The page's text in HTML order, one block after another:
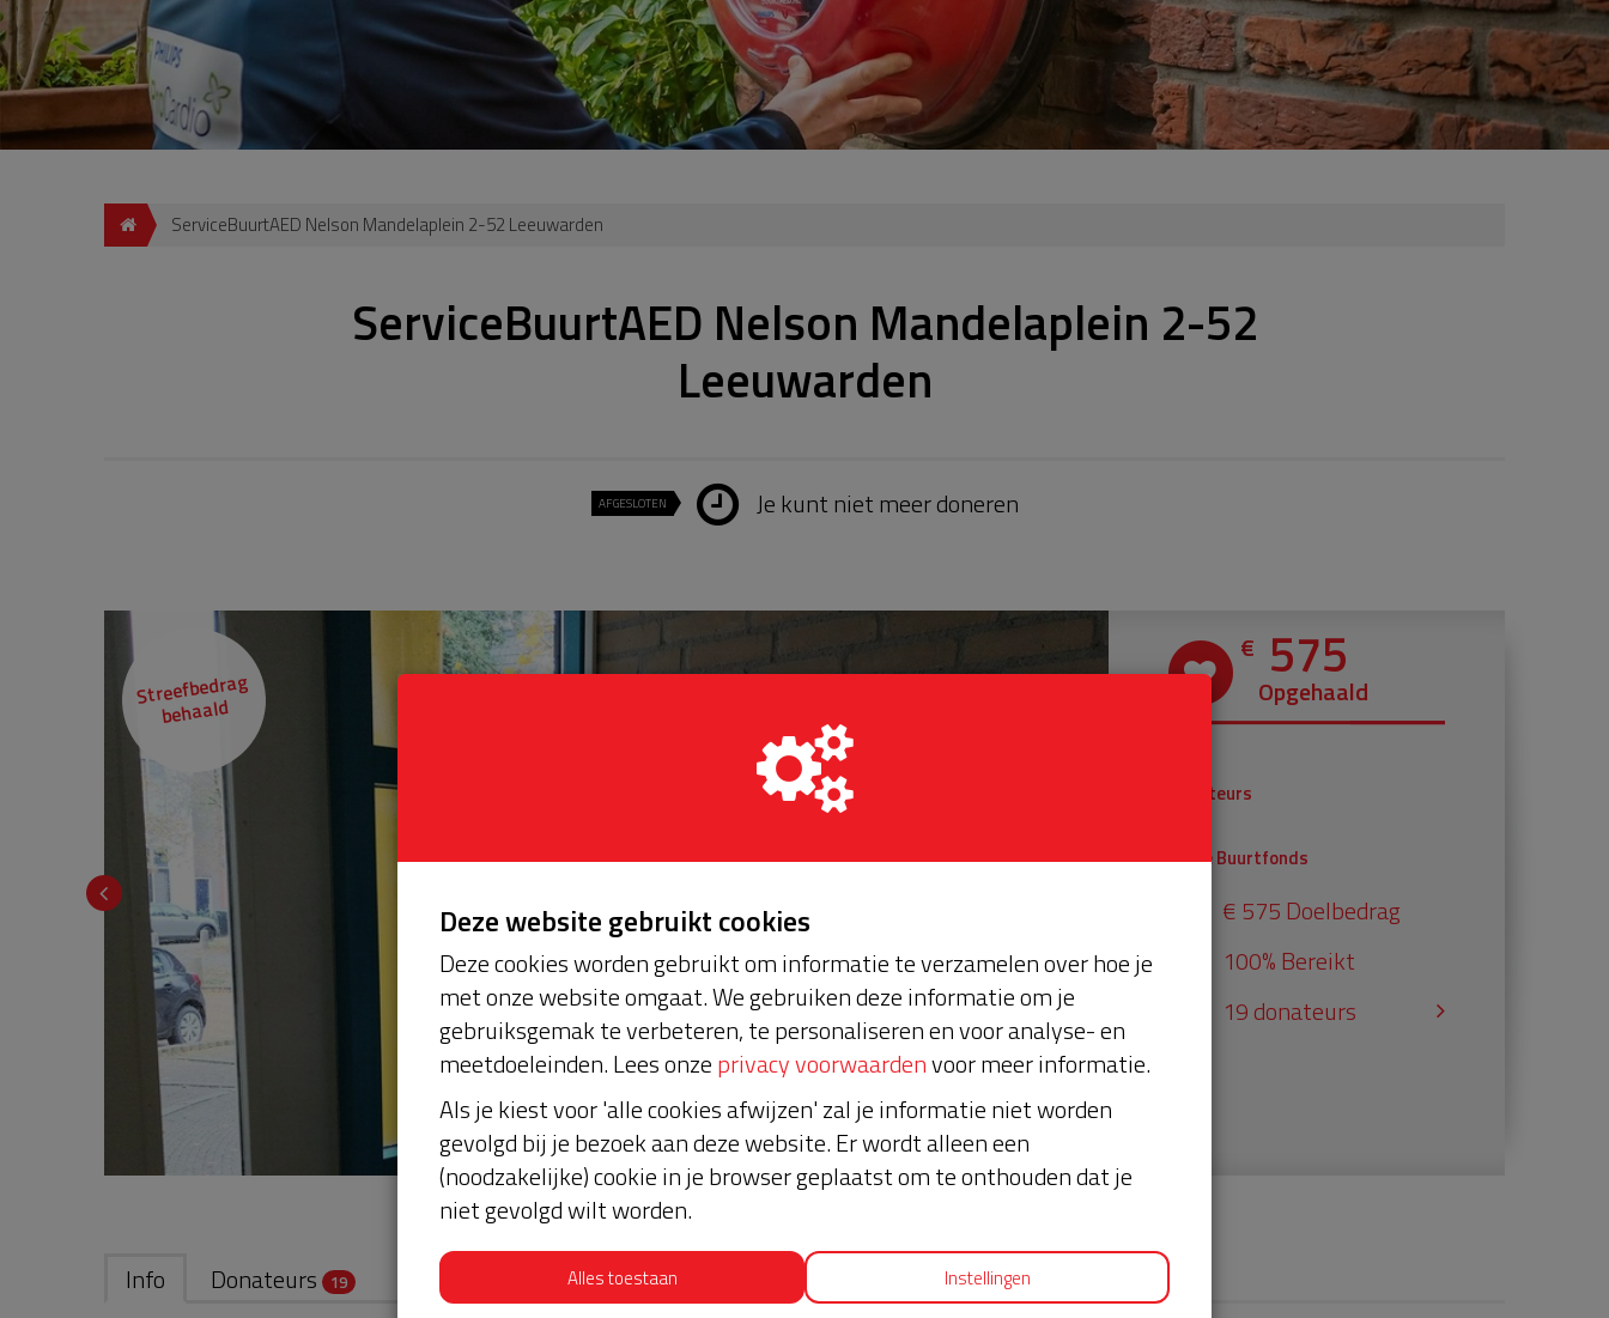
ServiceBuurtAED Nelson Mandelaplein 2-52 Leeuwarden
ServiceBuurtAED Nelson Mandelaplein 2-52
Leeuwarden
AFGESLOTEN Je kunt niet meer doneren
Streefbedrag
behaald
€ 575
Opgehaald
Donateurs
Univé Buurtfonds
€ 575 Doelbedrag
100% Bereikt
19 donateurs
Info Donateurs 19
Deze website gebruikt cookies
Deze cookies worden gebruikt om informatie te verzamelen over hoe je
met onze website omgaat. We gebruiken deze informatie om je
gebruiksgemak te verbeteren, te personaliseren en voor analyse- en
meetdoeleinden. Lees onzeprivacy voorwaardenvoor meer informatie.
Als je kiest voor 'alle cookies afwijzen' zal je informatie niet worden
gevolgd bij je bezoek aan deze website. Er wordt alleen een
(noodzakelijke) cookie in je browser geplaatst om te onthouden dat je
niet gevolgd wilt worden.
Alles toestaan Instellingen